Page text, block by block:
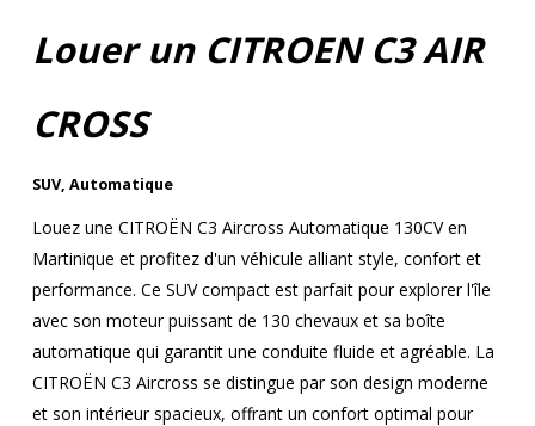
Louer un CITROEN C3 AIR
CROSS
SUV, Automatique
Louez une CITROËN C3 Aircross Automatique 130CV en
Martinique et profitez d'un véhicule alliant style, confort et
performance. Ce SUV compact est parfait pour explorer l'île
avec son moteur puissant de 130 chevaux et sa boîte
automatique qui garantit une conduite fluide et agréable. La
CITROËN C3 Aircross se distingue par son design moderne
et son intérieur spacieux, offrant un confort optimal pour